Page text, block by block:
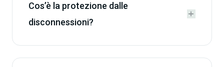
Cos’è la protezione dalle
disconnessioni?

